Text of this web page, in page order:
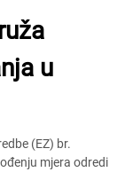
u
(EZ) br.
mjera odredi